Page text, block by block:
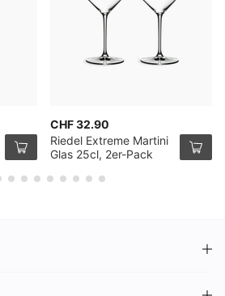
CHF 32.90
Riedel Extreme Martini
Glas 25cl, 2er-Pack